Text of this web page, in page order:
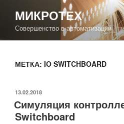
содержимому
МИКРОТЕХ
Совершенство в автоматизации
МЕТКА: IO SWITCHBOARD
ОПУБЛИКОВАНО
13.02.2018
Симуляция
Switchboard